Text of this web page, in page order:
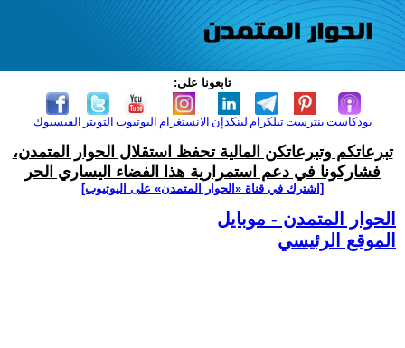
تابعونا على:
الفيسبوك التويتر اليوتيوب الانستغرام لينكدإن تيلكرامبنترست بودكاست
تبرعاتكم وتبرعاتكن المالية تحفظ استقلال الحوار المتمدن،
فشاركونا في دعم استمرارية هذا الفضاء اليساري الحر
[اشترك في قناة ‫«الحوار المتمدن» على اليوتيوب]
الحوار المتمدن - موبايل
الموقع الرئيسي